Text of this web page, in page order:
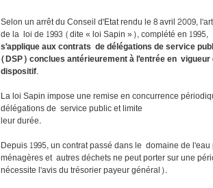
Selon un arrêt du Conseil d'Etat rendu le 8 avril 2009,
de la loi de 1993 (dite « loi Sapin »), complété en 1995,
s'applique aux contrats de délégations de service
(DSP) conclues antérieurement à l'entrée en vigueur
dispositif.
La loi Sapin impose une remise en concurrence
délégations de service public et limite
leur durée.
Depuis 1995, un contrat passé dans le domaine de
ménagères et autres déchets ne peut porter sur une
nécessite l'avis du trésorier payeur général).